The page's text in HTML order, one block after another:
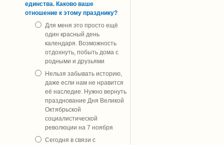
единства. Каково ваше
отношение к этому празднику?
Для меня это просто ещё
один красный день
календаря. Возможность
отдохнуть, побыть дома с
родными и друзьями
Нельзя забывать историю,
даже если нам не нравится
её наследие. Нужно вернуть
празднование Дня Великой
Октябрьской
социалистической
революции на 7 ноября
Сегодня в связи с